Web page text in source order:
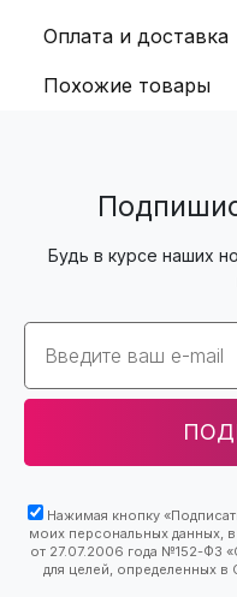
Оплата и доставка
Похожие товары
Будь в курсе наших
Email
Нажимая кнопку
моих персональных данных,
от 27.07.2006 года №152-ФЗ
для целей, определенных в